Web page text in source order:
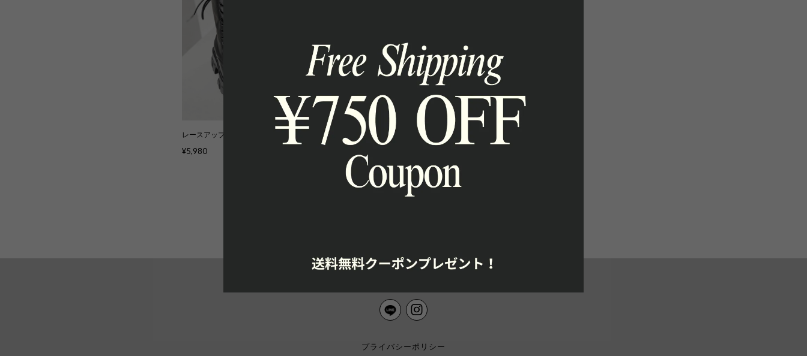
レースアップミドルブーツ 2色 kcs6053
¥5,980
スクエアトゥチャンキーヒールブーツ 2
色 kc168
¥8,980
プライバシーポリシー